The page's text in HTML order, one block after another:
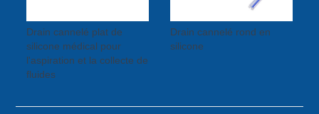
Drain cannelé plat de
silicone médical pour
l'aspiration et la collecte de
fluides
Drain cannelé rond en
silicone